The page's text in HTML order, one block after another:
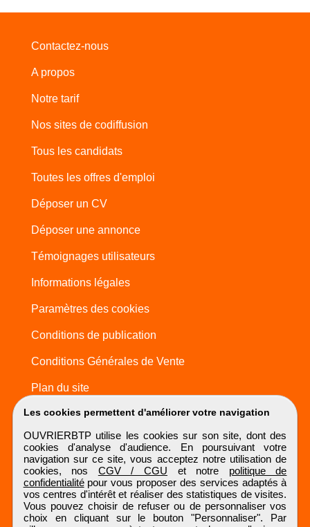
Les cookies permettent d'améliorer votre navigation
OUVRIERBTP utilise les cookies sur son site, dont des
cookies d'analyse d'audience. En poursuivant votre
navigation sur ce site, vous acceptez notre utilisation de
cookies, nos CGV / CGU et notre politique de
confidentialitépour vous proposer des services adaptés à
vos centres d'intérêt et réaliser des statistiques de visites.
Vous pouvez choisir de refuser ou de personnaliser vos
choix en cliquant sur le bouton "Personnaliser". Par
Contactez-nous
A propos
Notre tarif
Nos sites de codiffusion
Tous les candidats
Toutes les offres d'emploi
Déposer un CV
Déposer une annonce
Témoignages utilisateurs
Informations légales
Paramètres des cookies
Conditions de publication
Conditions Générales de Vente
Plan du site